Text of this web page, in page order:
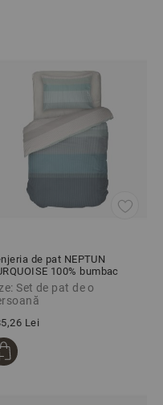
de pat NEPTUN
100% bumbac
3 piese
Set de pat de o
Lei